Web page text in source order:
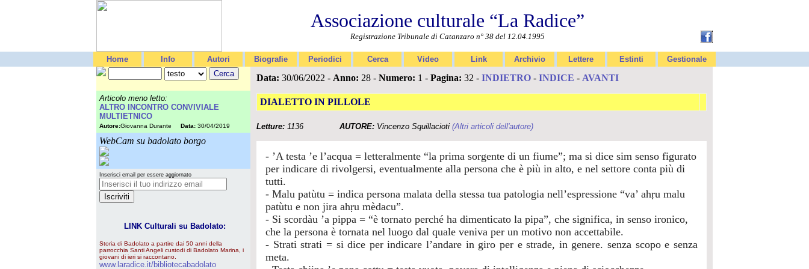
Associazione culturale “La Radice”
Registrazione Tribunale di Catanzaro n° 38 del 12.04.1995
Home Info Autori Biografie Periodici Cerca Video Link Archivio Lettere Estinti Gestionale
Articolo meno letto:
ALTRO INCONTRO CONVIVIALE
MULTIETNICO
Autore:Giovanna Durante Data: 30/04/2019
WebCam su badolato borgo
Inserisci email per essere aggiornato
LINK Culturali su Badolato:
Storia di Badolato a partire dai 50 anni della
parrocchia Santi Angeli custodi di Badolato Marina, i
giovani di ieri si raccontano.
www.laradice.it/bibliotecabadolato
Data: 30/06/2022 - Anno: 28 - Numero: 1 - Pagina: 32 - INDIETRO - INDICE - AVANTI
DIALETTO IN PILLOLE
Letture: 1136 AUTORE: Vincenzo Squillacioti (Altri articoli dell'autore)
- ’A testa ’e l’acqua = letteralmente “la prima sorgente di un fiume”; ma si dice sim senso figurato
per indicare di rivolgersi, eventualmente alla persona che è più in alto, e nel settore conta più di
tutti.
- Malu patùtu = indica persona malata della stessa tua patologia nell’espressione “va’ ahṛu malu
patùtu e non jira ahṛu mèdacu”.
- Si scordàu ’a pippa = “è tornato perché ha dimenticato la pipa”, che significa, in senso ironico,
che la persona è tornata nel luogo dal quale veniva per un motivo non accettabile.
- Strati strati = si dice per indicare l’andare in giro per e strade, in genere. senza scopo e senza
meta.